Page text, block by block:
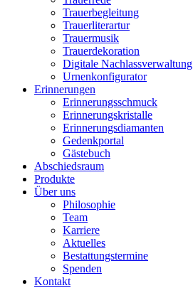
Trauerbegleitung
Trauerliterartur
Trauermusik
Trauerdekoration
Digitale Nachlassverwaltung
Urnenkonfigurator
Erinnerungen
Erinnerungsschmuck
Erinnerungskristalle
Erinnerungsdiamanten
Gedenkportal
Gästebuch
Abschiedsraum
Produkte
Über uns
Philosophie
Team
Karriere
Aktuelles
Bestattungstermine
Spenden
Kontakt